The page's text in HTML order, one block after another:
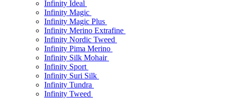
Infinity Ideal
Infinity Magic
Infinity Magic Plus
Infinity Merino Extrafine
Infinity Nordic Tweed
Infinity Pima Merino
Infinity Silk Mohair
Infinity Sport
Infinity Suri Silk
Infinity Tundra
Infinity Tweed